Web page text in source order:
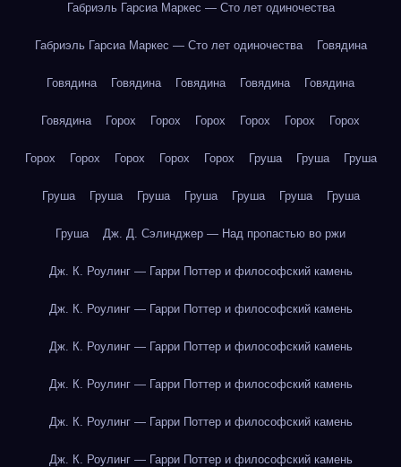
Габриэль Гарсиа Маркес — Сто лет одиночества
Габриэль Гарсиа Маркес — Сто лет одиночества Говядина
Говядина Говядина Говядина Говядина Говядина
Говядина Горох Горох Горох Горох Горох Горох
Горох Горох Горох Горох Горох Груша Груша Груша
Груша Груша Груша Груша Груша Груша Груша
Груша Дж. Д. Сэлинджер — Над пропастью во ржи
Дж. К. Роулинг — Гарри Поттер и философский камень
Дж. К. Роулинг — Гарри Поттер и философский камень
Дж. К. Роулинг — Гарри Поттер и философский камень
Дж. К. Роулинг — Гарри Поттер и философский камень
Дж. К. Роулинг — Гарри Поттер и философский камень
Дж. К. Роулинг — Гарри Поттер и философский камень